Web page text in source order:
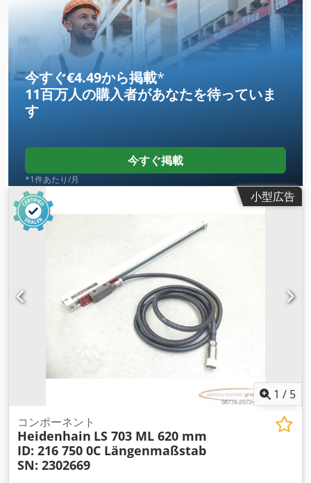
今すぐ€4.49から掲載*
11百万人の購入者があなたを待っていま
す
今すぐ掲載
*1件あたり/月
小型広告
1 / 5
コンポーネント
Heidenhain LS 703 ML 620 mm
ID: 216 750 0C Längenmaßstab
SN: 2302669